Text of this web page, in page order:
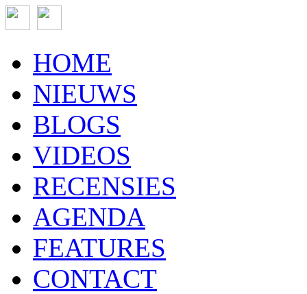
HOME
NIEUWS
BLOGS
VIDEOS
RECENSIES
AGENDA
FEATURES
CONTACT